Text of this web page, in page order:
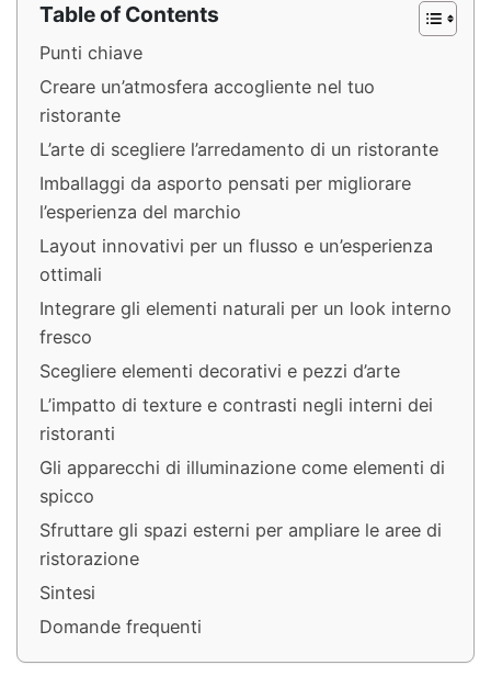
Table of Contents
Punti chiave
Creare un’atmosfera accogliente nel tuo
ristorante
L’arte di scegliere l’arredamento di un ristorante
Imballaggi da asporto pensati per migliorare
l’esperienza del marchio
Layout innovativi per un flusso e un’esperienza
ottimali
Integrare gli elementi naturali per un look interno
fresco
Scegliere elementi decorativi e pezzi d’arte
L’impatto di texture e contrasti negli interni dei
ristoranti
Gli apparecchi di illuminazione come elementi di
spicco
Sfruttare gli spazi esterni per ampliare le aree di
ristorazione
Sintesi
Domande frequenti